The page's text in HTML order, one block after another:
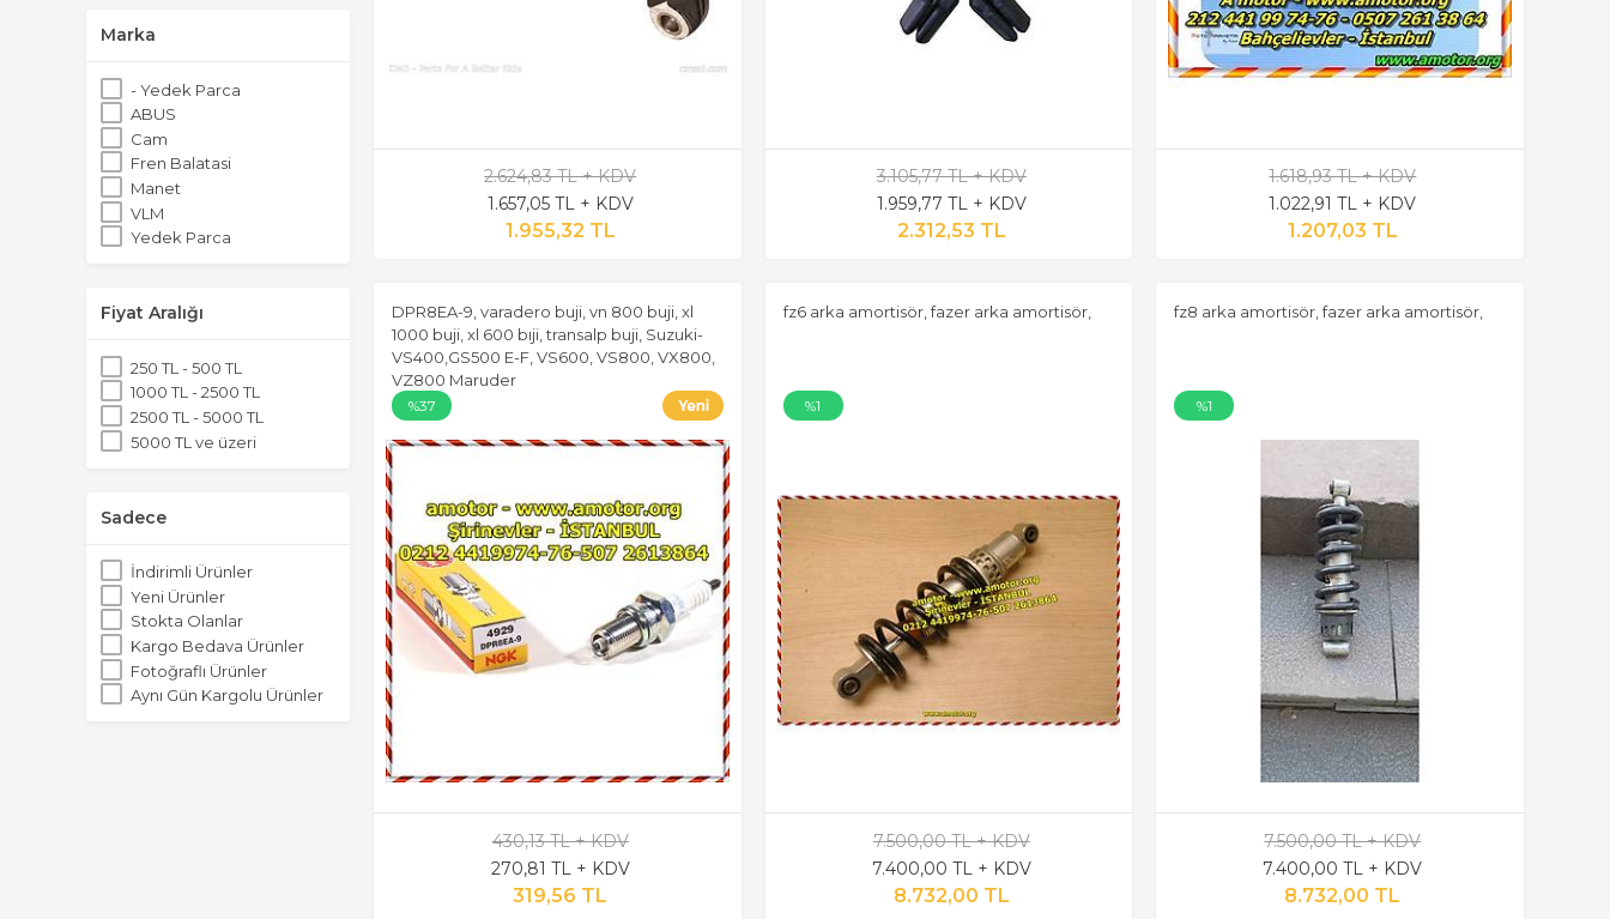
Marka
- Yedek Parca
ABUS
Cam
Fren Balatasi
Manet
VLM
Yedek Parca
Fiyat Aralığı
250 TL - 500 TL
1000 TL - 2500 TL
2500 TL - 5000 TL
5000 TL ve üzeri
Sadece
İndirimli Ürünler
Yeni Ürünler
Stokta Olanlar
Kargo Bedava Ürünler
Fotoğraflı Ürünler
Aynı Gün Kargolu Ürünler
2.624,83 TL + KDV
1.657,05 TL + KDV
1.955,32 TL
3.105,77 TL + KDV
1.959,77 TL + KDV
2.312,53 TL
1.618,93 TL + KDV
1.022,91 TL + KDV
1.207,03 TL
DPR8EA-9, varadero buji, vn 800 buji, xl
1000 buji, xl 600 bıji, transalp buji, Suzuki-
VS400,GS500 E-F, VS600, VS800, VX800,
VZ800 Maruder
%37
430,13 TL + KDV
270,81 TL + KDV
319,56 TL
fz6 arka amortisör, fazer arka amortisör,
%1
7.500,00 TL + KDV
7.400,00 TL + KDV
8.732,00 TL
fz8 arka amortisör, fazer arka amortisör,
%1
7.500,00 TL + KDV
7.400,00 TL + KDV
8.732,00 TL